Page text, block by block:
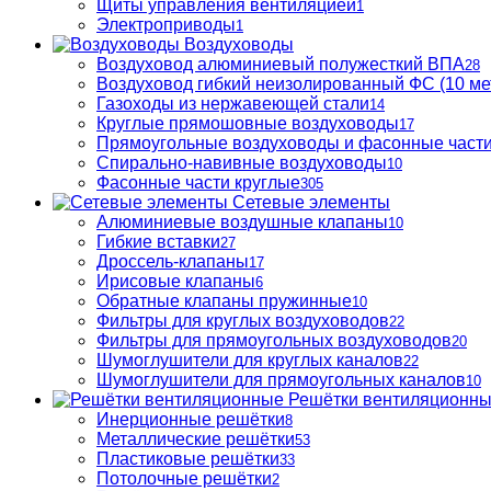
Щиты управления вентиляцией1
Электроприводы1
Воздуховоды
Воздуховод алюминиевый полужесткий ВПА28
Воздуховод гибкий неизолированный ФС (10
Газоходы из нержавеющей стали14
Круглые прямошовные воздуховоды17
Прямоугольные воздуховоды и фасонные части
Спирально-навивные воздуховоды10
Фасонные части круглые305
Сетевые элементы
Алюминиевые воздушные клапаны10
Гибкие вставки27
Дроссель-клапаны17
Ирисовые клапаны6
Обратные клапаны пружинные10
Фильтры для круглых воздуховодов22
Фильтры для прямоугольных воздуховодов20
Шумоглушители для круглых каналов22
Шумоглушители для прямоугольных каналов10
Решётки
Инерционные решётки8
Металлические решётки53
Пластиковые решётки33
Потолочные решётки2